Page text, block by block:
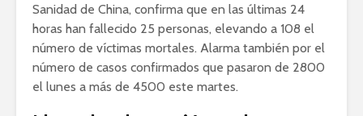
Sanidad de China, confirma que en las últimas 24
horas han fallecido 25 personas, elevando a 108 el
número de víctimas mortales. Alarma también por el
número de casos confirmados que pasaron de 2800
el lunes a más de 4500 este martes.